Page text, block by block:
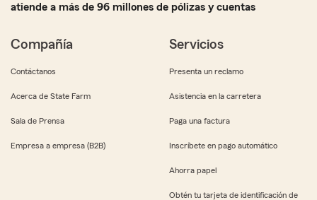
atiende a más de 96 millones de pólizas y cuentas
Compañía
Contáctanos
Acerca de State Farm
Sala de Prensa
Empresa a empresa (B2B)
Servicios
Presenta un reclamo
Asistencia en la carretera
Paga una factura
Inscríbete en pago automático
Ahorra papel
Obtén tu tarjeta de identificación de